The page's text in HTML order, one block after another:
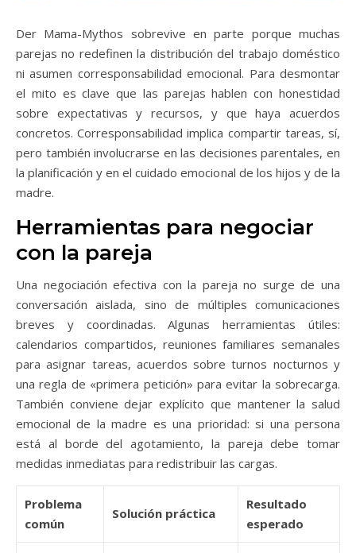
Der Mama-Mythos sobrevive en parte porque muchas
parejas no redefinen la distribución del trabajo doméstico
ni asumen corresponsabilidad emocional. Para desmontar
el mito es clave que las parejas hablen con honestidad
sobre expectativas y recursos, y que haya acuerdos
concretos. Corresponsabilidad implica compartir tareas, sí,
pero también involucrarse en las decisiones parentales, en
la planificación y en el cuidado emocional de los hijos y de la
madre.
Herramientas para negociar
con la pareja
Una negociación efectiva con la pareja no surge de una
conversación aislada, sino de múltiples comunicaciones
breves y coordinadas. Algunas herramientas útiles:
calendarios compartidos, reuniones familiares semanales
para asignar tareas, acuerdos sobre turnos nocturnos y
una regla de «primera petición» para evitar la sobrecarga.
También conviene dejar explícito que mantener la salud
emocional de la madre es una prioridad: si una persona
está al borde del agotamiento, la pareja debe tomar
medidas inmediatas para redistribuir las cargas.
Problema
común
Solución práctica
Resultado
esperado